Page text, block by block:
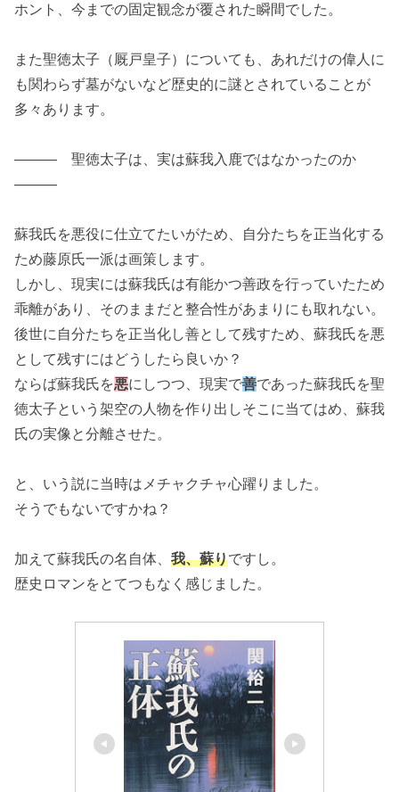
ホント、今までの固定観念が覆された瞬間でした。
また聖徳太子（厩戸皇子）についても、あれだけの偉人に
も関わらず墓がないなど歴史的に謎とされていることが
多々あります。
――― 聖徳太子は、実は蘇我入鹿ではなかったのか
―――
蘇我氏を悪役に仕立てたいがため、自分たちを正当化する
ため藤原氏一派は画策します。
しかし、現実には蘇我氏は有能かつ善政を行っていたため
乖離があり、そのままだと整合性があまりにも取れない。
後世に自分たちを正当化し善として残すため、蘇我氏を悪
として残すにはどうしたら良いか？
ならば蘇我氏を悪にしつつ、現実で善であった蘇我氏を聖
徳太子という架空の人物を作り出しそこに当てはめ、蘇我
氏の実像と分離させた。
と、いう説に当時はメチャクチャ心躍りました。
そうでもないですかね？
加えて蘇我氏の名自体、 我、蘇りですし。
歴史ロマンをとてつもなく感じました。